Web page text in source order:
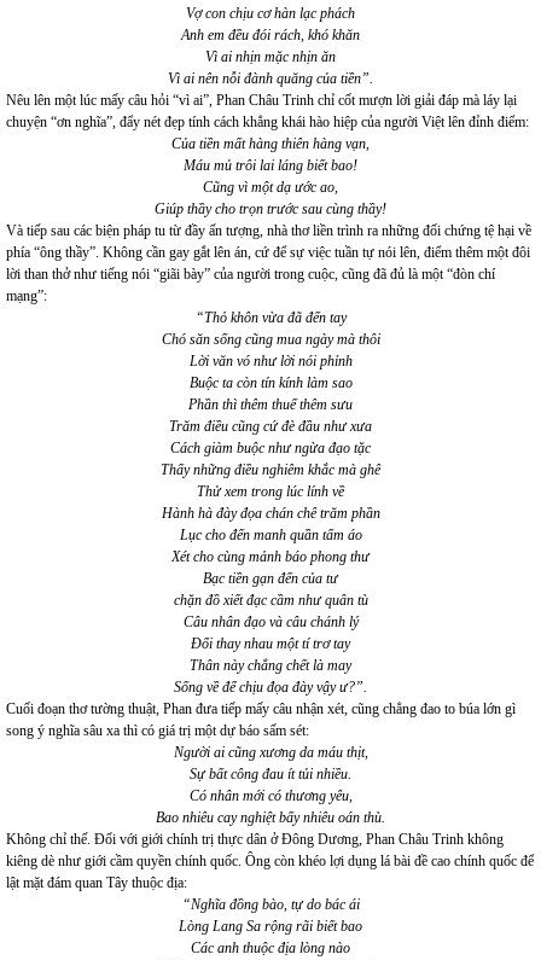
Vợ con chịu cơ hàn lạc phách
Anh em đều đói rách, khó khăn
Vì ai nhịn mặc nhịn ăn
Vì ai nên nỗi đành quăng của tiền”.
Nêu lên một lúc mấy câu hỏi “vì ai”, Phan Châu Trinh chỉ cốt mượn lời giải đáp mà láy lại
chuyện “ơn nghĩa”, đẩy nét đẹp tính cách khẳng khái hào hiệp của người Việt lên đỉnh điểm:
Của tiền mất hàng thiên hàng vạn,
Máu mủ trôi lai láng biết bao!
Cũng vì một dạ ước ao,
Giúp thầy cho trọn trước sau cùng thầy!
Và tiếp sau các biện pháp tu từ đầy ấn tượng, nhà thơ liền trình ra những đối chứng tệ hại về
phía “ông thầy”. Không cần gay gắt lên án, cứ để sự việc tuần tự nói lên, điểm thêm một đôi
lời than thở như tiếng nói “giãi bày” của người trong cuộc, cũng đã đủ là một “đòn chí
mạng”:
“Thỏ khôn vừa đã đến tay
Chó săn sống cũng mua ngày mà thôi
Lời văn vó như lời nói phỉnh
Buộc ta còn tín kính làm sao
Phần thì thêm thuế thêm sưu
Trăm điều cũng cứ đè đầu như xưa
Cách giàm buộc như ngừa đạo tặc
Thấy những điều nghiêm khắc mà ghê
Thử xem trong lúc lính về
Hành hà đày đọa chán chê trăm phần
Lục cho đến manh quần tấm áo
Xét cho cùng mảnh báo phong thư
Bạc tiền gạn đến của tư
chặn đồ xiết đạc cầm như quân tù
Câu nhân đạo và câu chánh lý
Đổi thay nhau một tí trơ tay
Thân này chẳng chết là may
Sống về để chịu đọa đày vậy ư?”.
Cuối đoạn thơ tường thuật, Phan đưa tiếp mấy câu nhận xét, cũng chẳng đao to búa lớn gì
song ý nghĩa sâu xa thì có giá trị một dự báo sấm sét:
Người ai cũng xương da máu thịt,
Sự bất công đau ít tủi nhiều.
Có nhân mới có thương yêu,
Bao nhiêu cay nghiệt bấy nhiêu oán thù.
Không chỉ thế. Đối với giới chính trị thực dân ở Đông Dương, Phan Châu Trinh không
kiêng dè như giới cầm quyền chính quốc. Ông còn khéo lợi dụng lá bài đề cao chính quốc để
lật mặt đám quan Tây thuộc địa:
“Nghĩa đồng bào, tự do bác ái
Lòng Lang Sa rộng rãi biết bao
Các anh thuộc địa lòng nào